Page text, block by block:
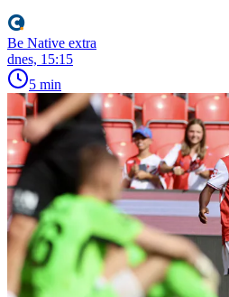
Be Native extra
dnes, 15:15
5 min